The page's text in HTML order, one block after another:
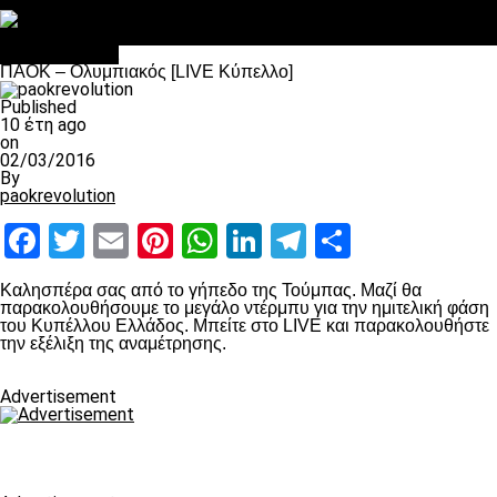
ΠΑΟΚ – Ολυμπιακός [LIVE Κύπελλο]
Published
10 έτη ago
on
02/03/2016
By
paokrevolution
Facebook
Twitter
EmailPinterest
WhatsApp
LinkedIn
Telegram
Καλησπέρα σας από το γήπεδο της Τούμπας. Μαζί θα
παρακολουθήσουμε το μεγάλο ντέρμπυ για την ημιτελική φάση
του Κυπέλλου Ελλάδος. Μπείτε στο LIVE και παρακολουθήστε
την εξέλιξη της αναμέτρησης.
Advertisement